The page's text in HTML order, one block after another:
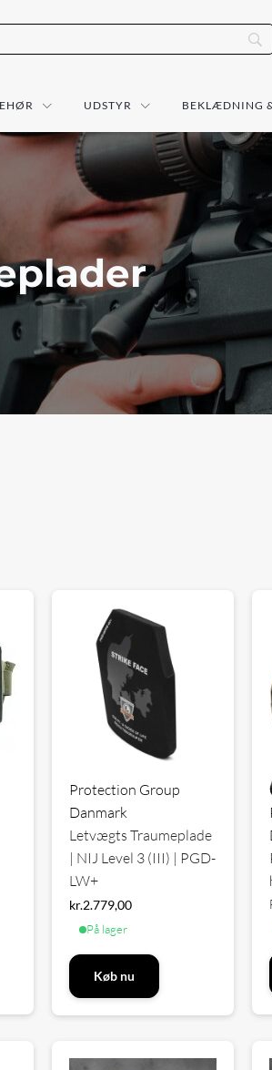
UDSTYR BEKLÆDNING
Protection Group
Danmark
Letvægts Traumeplade
| NIJ Level 3 (III) | PGD-
LW+
kr.2.779,00
På lager
Køb nu